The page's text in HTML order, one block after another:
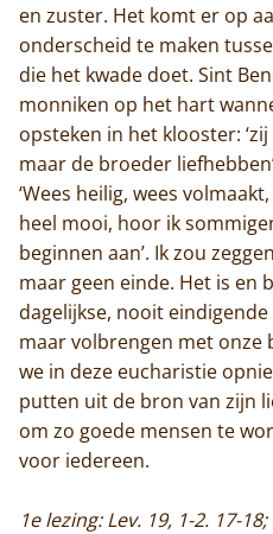
en zuster. Het komt er op
onderscheid te maken
die het kwade doet. Sint
monniken op het hart
opsteken in het klooster:
maar de broeder
‘Wees heilig, wees
heel mooi, hoor ik
beginnen aan’. Ik zou
maar geen einde. Het is en
dagelijkse, nooit
maar volbrengen met onze
we in deze eucharistie
putten uit de bron van zijn
om zo goede mensen te
voor iedereen.
1e lezing: Lev. 19, 1-2. 17-